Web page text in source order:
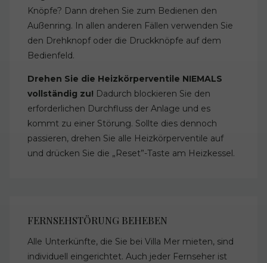
Knöpfe? Dann drehen Sie zum Bedienen den
Außenring. In allen anderen Fällen verwenden Sie
den Drehknopf oder die Druckknöpfe auf dem
Bedienfeld.
Drehen Sie die Heizkörperventile NIEMALS
vollständig zu! Dadurch blockieren Sie den
erforderlichen Durchfluss der Anlage und es
kommt zu einer Störung. Sollte dies dennoch
passieren, drehen Sie alle Heizkörperventile auf
und drücken Sie die „Reset”-Taste am Heizkessel.
FERNSEHSTÖRUNG BEHEBEN
Alle Unterkünfte, die Sie bei Villa Mer mieten, sind
individuell eingerichtet. Auch jeder Fernseher ist